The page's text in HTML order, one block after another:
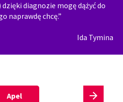
diagnozie mogę dążyć do
naprawdę chcę.”
Ida Tymina
Apel